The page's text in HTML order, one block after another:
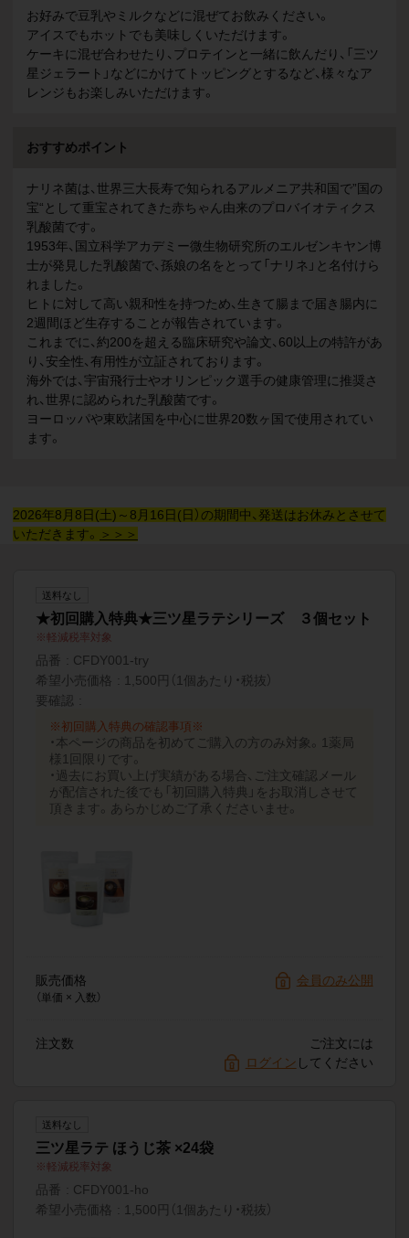
お好みで豆乳やミルクなどに混ぜてお飲みください。
アイスでもホットでも美味しくいただけます。
ケーキに混ぜ合わせたり、プロテインと一緒に飲んだり、「三ツ
星ジェラート」などにかけてトッピングとするなど、様々なア
レンジもお楽しみいただけます。
おすすめポイント
ナリネ菌は、世界三大長寿で知られるアルメニア共和国で”国の
宝“として重宝されてきた赤ちゃん由来のプロバイオティクス
乳酸菌です。
1953年、国立科学アカデミー微生物研究所のエルゼンキヤン博
士が発見した乳酸菌で、孫娘の名をとって「ナリネ」と名付けら
れました。
ヒトに対して高い親和性を持つため、生きて腸まで届き腸内に
2週間ほど生存することが報告されています。
これまでに、約200を超える臨床研究や論文、60以上の特許があ
り、安全性、有用性が立証されております。
海外では、宇宙飛行士やオリンピック選手の健康管理に推奨さ
れ、世界に認められた乳酸菌です。
ヨーロッパや東欧諸国を中心に世界20数ヶ国で使用されてい
ます。
2026年8月8日(土)～8月16日(日）の期間中、発送はお休みとさせて
いただきます。
＞＞＞
送料なし
★初回購入特典★三ツ星ラテシリーズ ３個セット
軽減税率対象
品番
CFDY001-try
希望小売価格
1,500円（1個あたり・税抜）
要確認
※初回購入特典の確認事項※
・本ページの商品を初めてご購入の方のみ対象。1薬局
様1回限りです。
・過去にお買い上げ実績がある場合、ご注文確認メール
が配信された後でも「初回購入特典」をお取消しさせて
頂きます。あらかじめご了承くださいませ。
販売価格
（単価 × 入数）
会員のみ公開
注文数
ご注文には
ログイン してください
送料なし
三ツ星ラテ ほうじ茶 ×24袋
軽減税率対象
品番
CFDY001-ho
希望小売価格
1,500円（1個あたり・税抜）